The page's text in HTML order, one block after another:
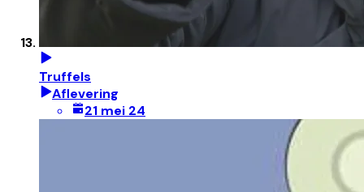
Truffels
Aflevering
21 mei 24